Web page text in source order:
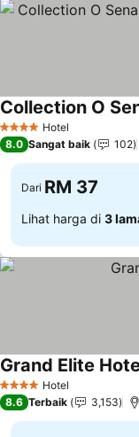
4 BintangHotel
8.0 Sangat baik 102
Dari RM 37
Lihat harga di 3
4 BintangHotel
Grand Elite
8.6 Terbaik 3,153